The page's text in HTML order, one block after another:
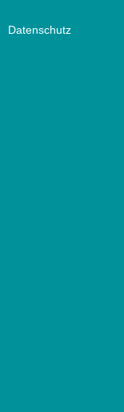
Datenschutz